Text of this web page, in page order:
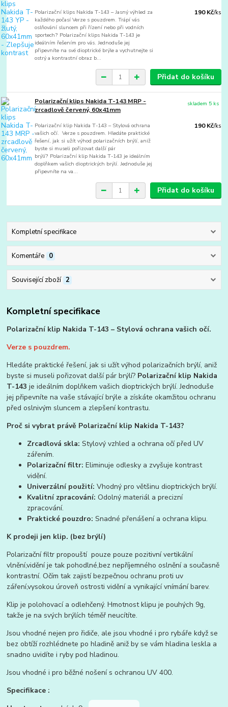
Polarizační klips Nakida T-143 – Jasný výhled za
každého počasí Verze s pouzdrem. Trápí vás
oslňování sluncem při řízení nebo při vodních
sportech? Polarizační klips Nakida T-143 je
ideálním řešením pro vás. Jednoduše jej
připevníte na své dioptrické brýle a vychutnejte si
ostrý a kontrastní obraz b...
190 Kč/ks
Přidat do košíku
Polarizační klips Nakida T-143 MRP -
zrcadlově červený, 60x41mm
Polarizační klip Nakida T-143 – Stylová ochrana
vašich očí. Verze s pouzdrem. Hledáte praktické
řešení, jak si užít výhod polarizačních brýlí, aniž
byste si museli pořizovat další pár
brýlí? Polarizační klip Nakida T-143 je ideálním
doplňkem vašich dioptrických brýlí. Jednoduše jej
připevníte na va...
190 Kč/ks
skladem 5 ks
Přidat do košíku
Kompletní specifikace
Komentáře 0
Související zboží 2
Kompletní specifikace
Polarizační klip Nakida T-143 – Stylová ochrana vašich očí.
Verze s pouzdrem.
Hledáte praktické řešení, jak si užít výhod polarizačních brýlí, aniž
byste si museli pořizovat další pár brýlí? Polarizační klip Nakida
T-143 je ideálním doplňkem vašich dioptrických brýlí. Jednoduše
jej připevníte na vaše stávající brýle a získáte okamžitou ochranu
před oslnivým sluncem a zlepšení kontrastu.
Proč si vybrat právě Polarizační klip Nakida T-143?
Zrcadlová skla: Stylový vzhled a ochrana očí před UV
zářením.
Polarizační filtr: Eliminuje odlesky a zvyšuje kontrast
vidění.
Univerzální použití: Vhodný pro většinu dioptrických brýlí.
Kvalitní zpracování: Odolný materiál a precizní
zpracování.
Praktické pouzdro: Snadné přenášení a ochrana klipu.
K prodeji jen klip. (bez brýlí)
Polarizační filtr propouští pouze pouze pozitivní vertikální
vlnění,vidění je tak pohodlné,bez nepříjemného oslnění a současně
kontrastní. Očím tak zajistí bezpečnou ochranu proti uv
záření,vysokou úroveň ostrosti vidění a vynikající vnímání barev.
Klip je polohovací a odlehčený. Hmotnost klipu je pouhých 9g,
takže je na svých brýlích téměř neucítíte.
Jsou vhodné nejen pro řidiče, ale jsou vhodné i pro rybáře když se
bez obtíží rozhlédnete po hladině aniž by se vám hladina leskla a
snadno uvidíte i ryby pod hladinou.
Jsou vhodné i pro běžné nošení s ochranou UV 400.
Specifikace :